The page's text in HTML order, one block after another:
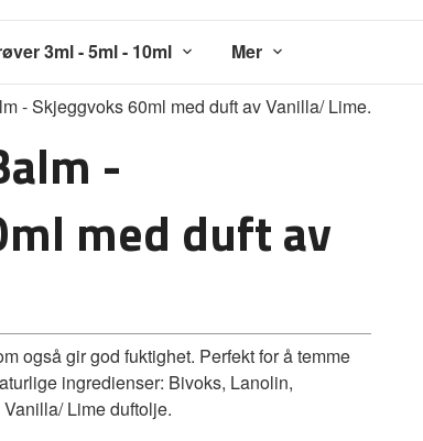
3ml - 5ml - 10ml Mer
- Skjeggvoks 60ml med duft av Vanilla/ Lime.
-
med duft av
også gir god fuktighet. Perfekt for å temme
ingredienser: Bivoks, Lanolin,
Lime duftolje.